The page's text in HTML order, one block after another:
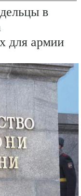
в
для армии